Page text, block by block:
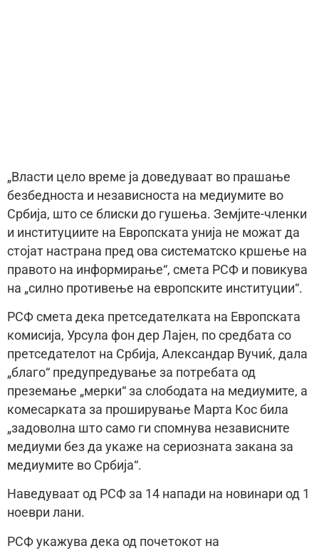
„Власти цело време ја доведуваат во прашање
безбедноста и независноста на медиумите во
Србија, што се блиски до гушења. Земјите-членки
и институциите на Европската унија не можат да
стојат настрана пред ова систематско кршење на
правото на информирање“, смета РСФ и повикува
на „силно противење на европските институции“.
РСФ смета дека претседателката на Европската
комисија, Урсула фон дер Лајен, по средбата со
претседателот на Србија, Александар Вучиќ, дала
„благо“ предупредување за потребата од
преземање „мерки“ за слободата на медиумите, а
комесарката за проширување Марта Кос била
„задоволна што само ги спомнува независните
медиуми без да укаже на сериозната закана за
медиумите во Србија“.
Наведуваат од РСФ за 14 напади на новинари од 1
ноеври лани.
РСФ укажува дека од почетокот на